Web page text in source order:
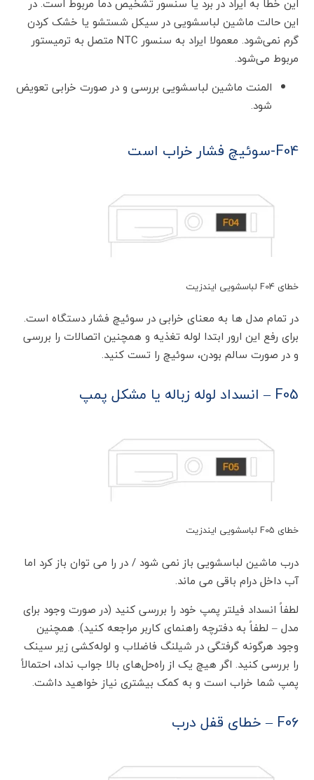
این حالت ماشین لباسشویی در سیکل شستشو یا خشک کردن
گرم نمی‌شود. معمولا ایراد به سنسور NTC متصل به ترمیستور
مربوط می‌شود.
المنت ماشین لباسشویی بررسی و در صورت خرابی تعویض
شود.
F04-سوئیچ فشار خراب است
خطای F04 لباسشویی ایندزیت
در تمام مدل ها به معنای خرابی در سوئیچ فشار دستگاه است.
برای رفع این ارور ابتدا لوله تغذیه و همچنین اتصالات را بررسی
و در صورت سالم بودن، سوئیچ را تست کنید.
F05 – انسداد لوله زباله یا مشکل پمپ
خطای F05 لباسشویی ایندزیت
درب ماشین لباسشویی باز نمی شود / در را می توان باز کرد اما
آب داخل درام باقی می ماند.
لطفاً انسداد فیلتر پمپ خود را بررسی کنید (در صورت وجود برای
مدل – لطفاً به دفترچه راهنمای کاربر مراجعه کنید). همچنین
وجود هرگونه گرفتگی در شیلنگ فاضلاب و لوله‌کشی زیر سینک
را بررسی کنید. اگر هیچ یک از راه‌حل‌های بالا جواب نداد، احتمالاً
پمپ شما خراب است و به کمک بیشتری نیاز خواهید داشت.
F06 – خطای قفل درب